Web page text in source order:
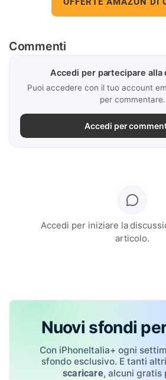
Commenti
Accedi per partecipare alla
Puoi accedere con il tuo account
per commentare.
Accedi per
Accedi per iniziare la
articolo.
Nuovi sfondi
Con iPhoneItalia+ ogni
sfondo esclusivo. E tanti
scaricare, alcuni gratis